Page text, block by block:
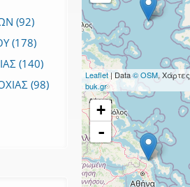
filter
(92)Apply ΑΓΡΑΦΩΝ filter
filter
(178)Apply ΑΓΡΙΝΙΟΥ filter
filter
(140)Apply ΑΙΓΙΑΛΕΙΑΣ filter
filter
(98)
Leaflet| Data© OSM, Χάρτες
buk.gr
+
-